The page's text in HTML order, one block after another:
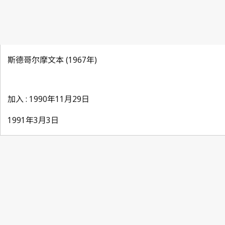
斯德哥尔摩文本 (1967年)
加入 : 1990年11月29日
1991年3月3日